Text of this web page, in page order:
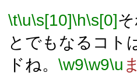
\t\u\s[10]\h\s[0]
とでもなるコト
ドね。 \w9\w9\u